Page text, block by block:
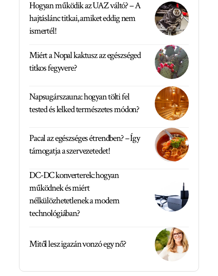
Hogyan működik az UAZ váltó? – A
hajtáslánc titkai, amiket eddig nem
ismertél!
Miért a Nopal kaktusz az egészséged
titkos fegyvere?
Napsugárszauna: hogyan tölti fel
tested és lelked természetes módon?
Pacal az egészséges étrendben? – Így
támogatja a szervezetedet!
DC-DC konverterek: hogyan
működnek és miért
nélkülözhetetlenek a modern
technológiában?
Mitől lesz igazán vonzó egy nő?